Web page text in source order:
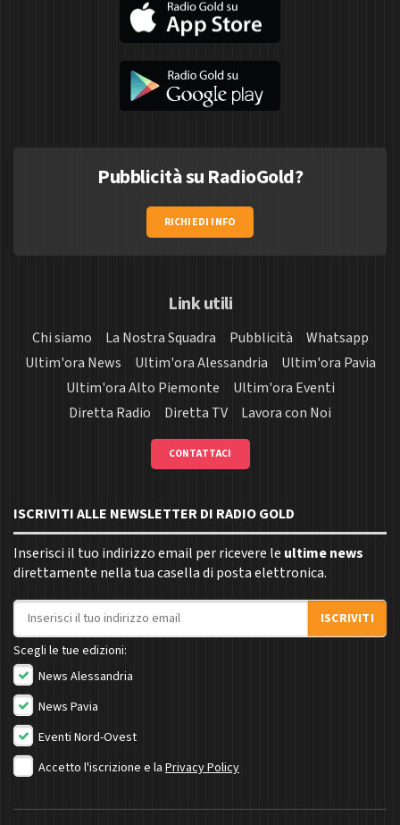
Pubblicità su RadioGold?
RICHIEDI INFO
Link utili
Chi siamo La Nostra Squadra Pubblicità
Whatsapp
Ultim'ora News
Ultim'ora Alessandria
Ultim'ora Pavia
Ultim'ora Alto Piemonte
Ultim'ora Eventi
Diretta Radio
Diretta TV Lavora con Noi
CONTATTACI
ISCRIVITI ALLE NEWSLETTER DI RADIO GOLD
Inserisci il tuo indirizzo email per ricevere le ultime news
direttamente nella tua casella di posta elettronica.
Indirizzo email
ISCRIVITI
Scegli le tue edizioni:
News Alessandria
News Pavia
Eventi Nord-Ovest
Accetto l'iscrizione e la Privacy Policy